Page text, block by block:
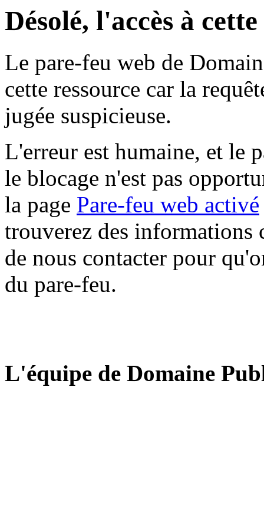
Désolé, l'accès à
Le pare-feu web de
cette ressource car la
jugée suspicieuse.
L'erreur est humaine, et le
le blocage n'est pas
la page Pare-feu web activé
trouverez des informations
de nous contacter pour
du pare-feu.
L'équipe de Domaine